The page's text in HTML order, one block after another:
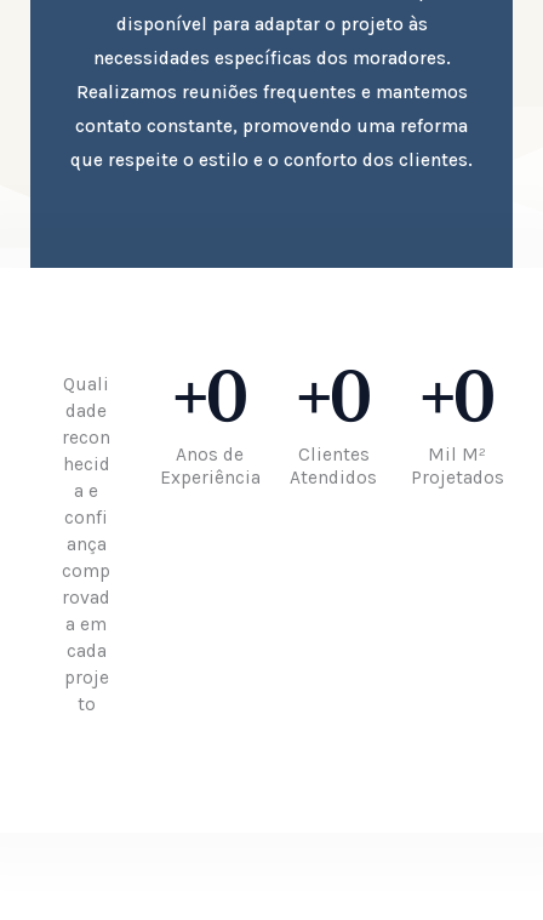
disponível para adaptar o projeto às
necessidades específicas dos moradores.
Realizamos reuniões frequentes e mantemos
contato constante, promovendo uma reforma
que respeite o estilo e o conforto dos clientes.
Quali
dade
recon
hecid
a e
confi
ança
comp
rovad
a em
cada
proje
to
+0
Anos de
Experiência
+0
Clientes
Atendidos
+0
Mil M²
Projetados